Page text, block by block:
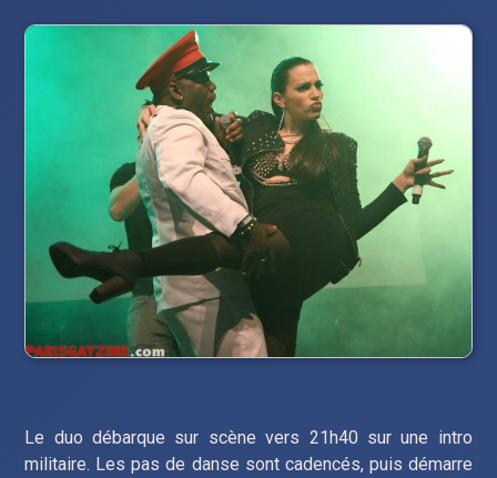
Le duo débarque sur scène vers 21h40 sur une intro
militaire. Les pas de danse sont cadencés, puis démarre